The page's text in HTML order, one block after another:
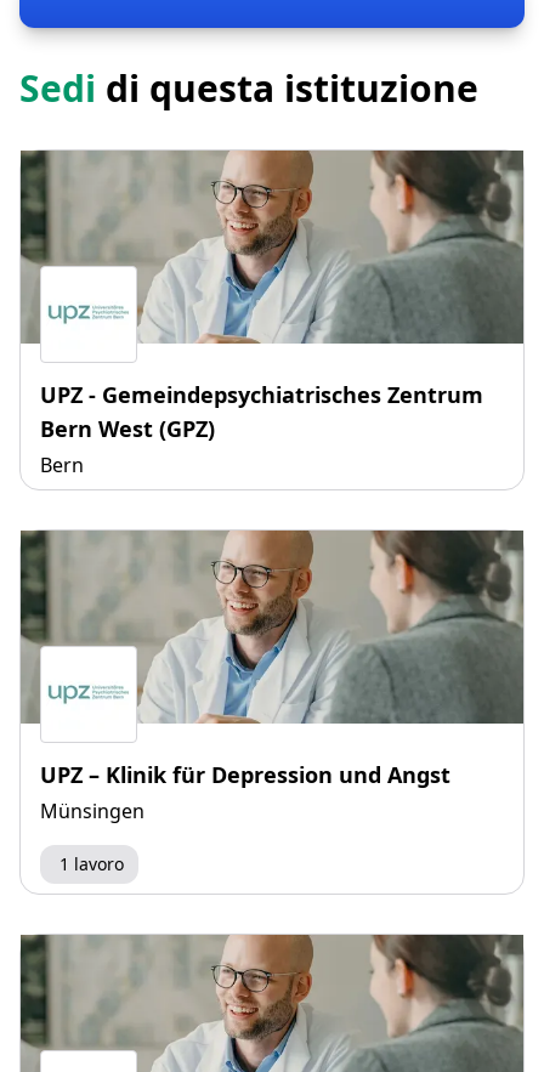
Sedi di questa istituzione
UPZ - Gemeindepsychiatrisches Zentrum
Bern West (GPZ)
Bern
UPZ – Klinik für Depression und Angst
Münsingen
1 lavoro